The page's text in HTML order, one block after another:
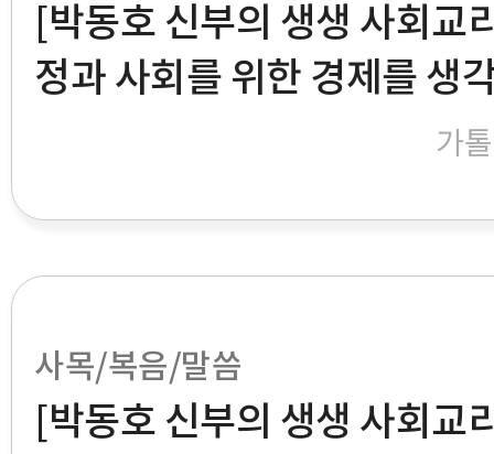
[박동호 신부의 생생 사회교
정과 사회를 위한 경제를 생
가
사목/복음/말씀
[박동호 신부의 생생 사회교